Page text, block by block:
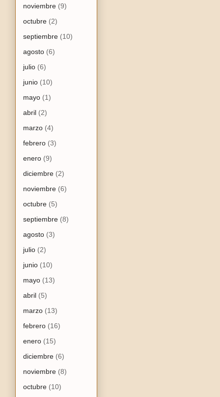
noviembre (9)
octubre (2)
septiembre (10)
agosto (6)
julio (6)
junio (10)
mayo (1)
abril (2)
marzo (4)
febrero (3)
enero (9)
diciembre (2)
noviembre (6)
octubre (5)
septiembre (8)
agosto (3)
julio (2)
junio (10)
mayo (13)
abril (5)
marzo (13)
febrero (16)
enero (15)
diciembre (6)
noviembre (8)
octubre (10)